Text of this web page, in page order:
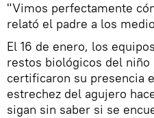
"Vimos perfectamente
relató el padre a los
El 16 de enero, los
restos biológicos del
certificaron su presencia
estrechez del agujero
sigan sin saber si se